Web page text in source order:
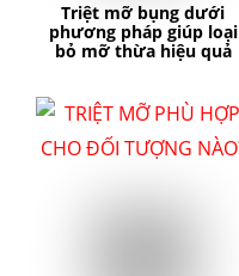
Triệt mỡ bụng dưới
phương pháp giúp loại
bỏ mỡ thừa hiệu quả